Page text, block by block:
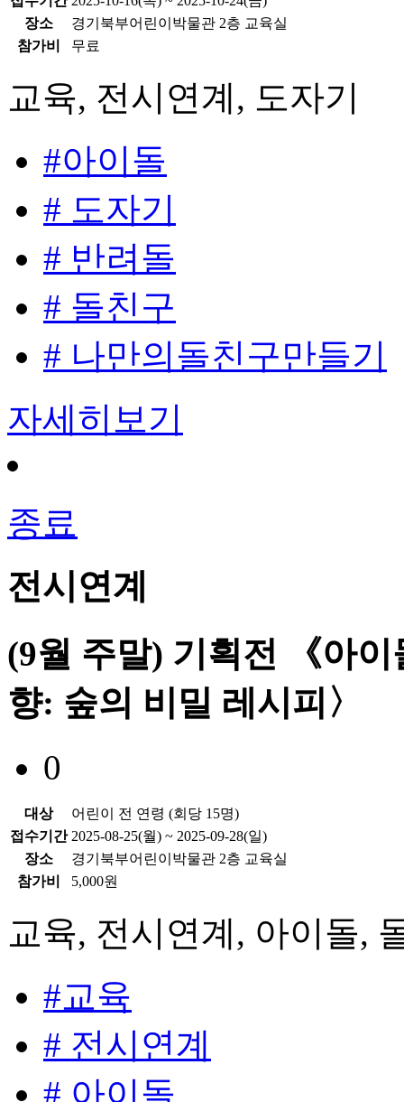
장소
경기북부어린이박물관 2층 교육실
참가비
무료
교육, 전시연계, 도자기
#아이돌
# 도자기
# 반려돌
# 돌친구
# 나만의돌친구만들기
자세히보기
종료
전시연계
(9월 주말) 기획전 《아
향: 숲의 비밀 레시피〉
0
대상
어린이 전 연령 (회당 15명)
접수기간 2025-08-25(월) ~ 2025-09-28(일)
장소
경기북부어린이박물관 2층 교육실
참가비
5,000원
교육, 전시연계, 아이돌,
#교육
# 전시연계
# 아이돌